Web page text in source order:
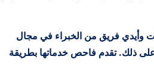
وأيدي فريق من الخبراء في مجال
على ذلك. تقدم فاحص خدماتها بطريقة